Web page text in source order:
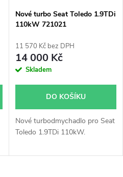
Nové turbo Seat Toledo 1.9TDi
110kW 721021
11 570 Kč bez DPH
14 000 Kč
Skladem
DO KOŠÍKU
Nové turbodmychadlo pro Seat
Toledo 1.9TDi 110kW.